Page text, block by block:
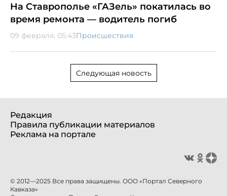
На Ставрополье «ГАЗель» покатилась во
время ремонта — водитель погиб
09 февраля, 05:43Происшествия
Следующая новость
Редакция
Правила публикации материалов
Реклама на портале
© 2012—2025 Все права защищены. ООО «Портал Северного
Кавказа»